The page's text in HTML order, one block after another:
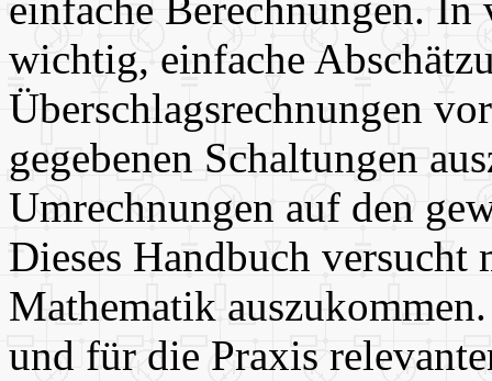
einfache Berechnungen. In
wichtig, einfache
Überschlagsrechnungen
gegebenen Schaltungen
Umrechnungen auf den
Dieses Handbuch
Mathematik
und für die Praxis